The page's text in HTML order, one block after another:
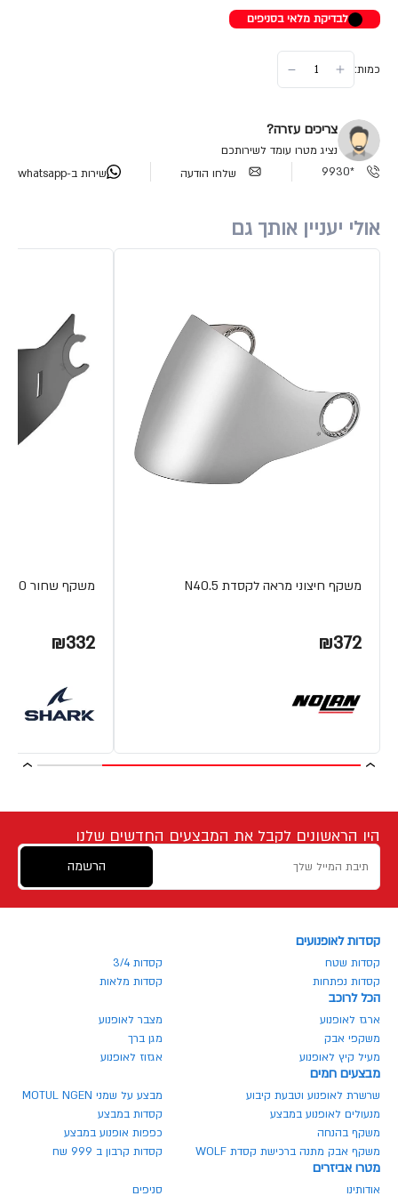
לבדיקת מלאי בסניפים
כמות:
צריכים עזרה?
נציג מטרו עומד לשירותכם
*9930
שלחו הודעה שירות ב-whatsapp
אולי יעניין אותך גם
משקף חיצוני מראה לקסדת N40.5
₪372
משקף שחור CITYCRUISER VZ260 מבית SHARK
₪332
היו הראשונים לקבל את המבצעים החדשים שלנו
הרשמה
קסדות לאופנועים
קסדות שטח
קסדות 3/4
קסדות נפתחות
קסדות מלאות
הכל לרוכב
ארגז לאופנוע
מצבר לאופנוע
משקפי אבק
מגן ברך
מעיל קיץ לאופנוע
אגזוז לאופנוע
מבצעים חמים
שרשרת לאופנוע וטבעת קיבוע
מבצע על שמני MOTUL NGEN
מנעולים לאופנוע במבצע
קסדות במבצע
משקף בהנחה
כפפות אופנוע במבצע
משקף אבק מתנה ברכישת קסדת WOLF
קסדות קרבון ב 999 שח
מטרו אביזרים
אודותינו סניפים